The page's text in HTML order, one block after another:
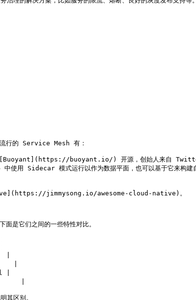
行的 Service Mesh 有：
buoyant.io/) 开源，创始人来自
模式运行以作为数据平面，也可以基于它来构建自
jimmysong.io/awesome-cloud-native)。
它们之间的一些特性对比。
|
|
|
|
其区别。